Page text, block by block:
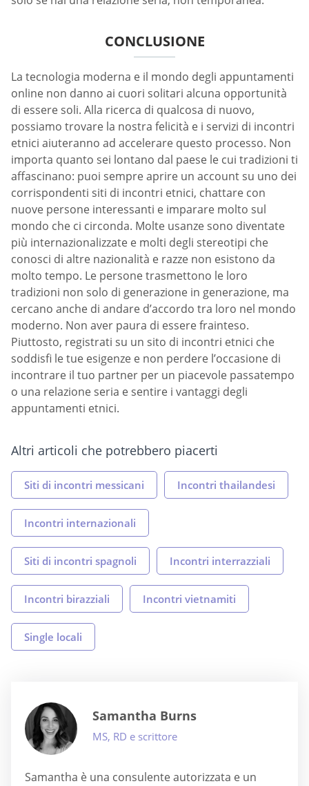
CONCLUSIONE
La tecnologia moderna e il mondo degli appuntamenti
online non danno ai cuori solitari alcuna opportunità
di essere soli. Alla ricerca di qualcosa di nuovo,
possiamo trovare la nostra felicità e i servizi di incontri
etnici aiuteranno ad accelerare questo processo. Non
importa quanto sei lontano dal paese le cui tradizioni ti
affascinano: puoi sempre aprire un account su uno dei
corrispondenti siti di incontri etnici, chattare con
nuove persone interessanti e imparare molto sul
mondo che ci circonda. Molte usanze sono diventate
più internazionalizzate e molti degli stereotipi che
conosci di altre nazionalità e razze non esistono da
molto tempo. Le persone trasmettono le loro
tradizioni non solo di generazione in generazione, ma
cercano anche di andare d’accordo tra loro nel mondo
moderno. Non aver paura di essere frainteso.
Piuttosto, registrati su un sito di incontri etnici che
soddisfi le tue esigenze e non perdere l’occasione di
incontrare il tuo partner per un piacevole passatempo
o una relazione seria e sentire i vantaggi degli
appuntamenti etnici.
Altri articoli che potrebbero piacerti
Siti di incontri messicani Incontri thailandesi
Incontri internazionali
Siti di incontri spagnoli Incontri interrazziali
Incontri birazziali Incontri vietnamiti
Single locali
Samantha Burns
MS, RD e scrittore
Samantha è una consulente autorizzata e un